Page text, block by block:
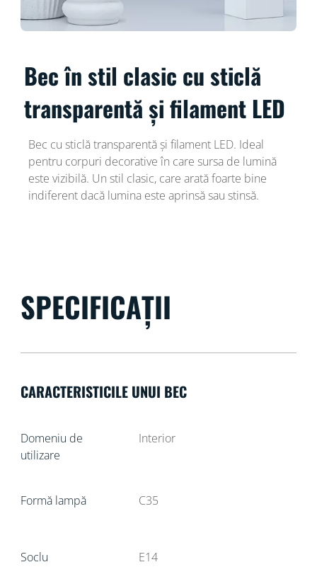
Bec în stil clasic cu sticlă
transparentă și filament LED
Bec cu sticlă transparentă și filament LED. Ideal
pentru corpuri decorative în care sursa de lumină
este vizibilă. Un stil clasic, care arată foarte bine
indiferent dacă lumina este aprinsă sau stinsă.
SPECIFICAȚII
CARACTERISTICILE UNUI BEC
Domeniu de
utilizare
Interior
Formă lampă C35
Soclu E14